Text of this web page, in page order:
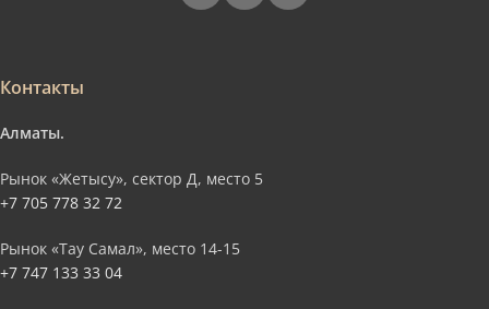
Контакты
Алматы.
Рынок «Жетысу», сектор Д, место 5
+7 705 778 32 72
Рынок «Тау Самал», место 14-15
+7 747 133 33 04